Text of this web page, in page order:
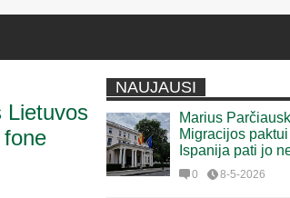
Lietuvos
NAUJAUSI
Marius
Migracijos
Ispanija pati jo
0 8-5-2026